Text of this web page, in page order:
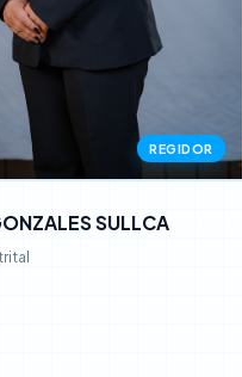
REGIDOR
SULLCA